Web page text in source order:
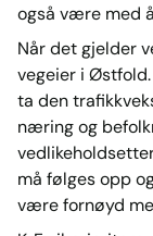
også være med
Når det gjelder
vegeier i
ta den
næring og
må følges opp
være fornøyd